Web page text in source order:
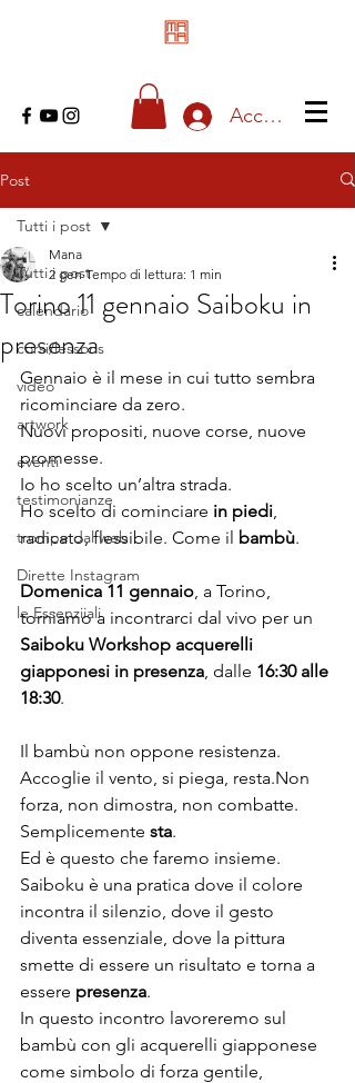
Accedi
Post
Tutti i post
calendario
corsi/lessons
video
artwork
eventi
testimonianze
trompe dal web
Dirette Instagram
le Essenziiali
Tutti i post
Torino 11 gennaio Saiboku in
presenza
Mana
2 gen Tempo di lettura: 1 min
Gennaio è il mese in cui tutto sembra
ricominciare da zero.
Nuovi propositi, nuove corse, nuove
promesse.
Io ho scelto un’altra strada.
Ho scelto di cominciare in piedi
radicato, flessibile. Come il bambù.
Domenica 11 gennaio , a Torino,
torniamo a incontrarci dal vivo per un
Saiboku Workshop acquerelli
giapponesi in presenza , dalle 16:30 alle
18:30.
Il bambù non oppone resistenza.
Accoglie il vento, si piega, resta.Non
forza, non dimostra, non combatte.
Semplicemente sta.
Ed è questo che faremo insieme.
Saiboku è una pratica dove il colore
incontra il silenzio, dove il gesto
diventa essenziale, dove la pittura
smette di essere un risultato e torna a
essere presenza.
In questo incontro lavoreremo sul
bambù con gli acquerelli giapponese
come simbolo di forza gentile,